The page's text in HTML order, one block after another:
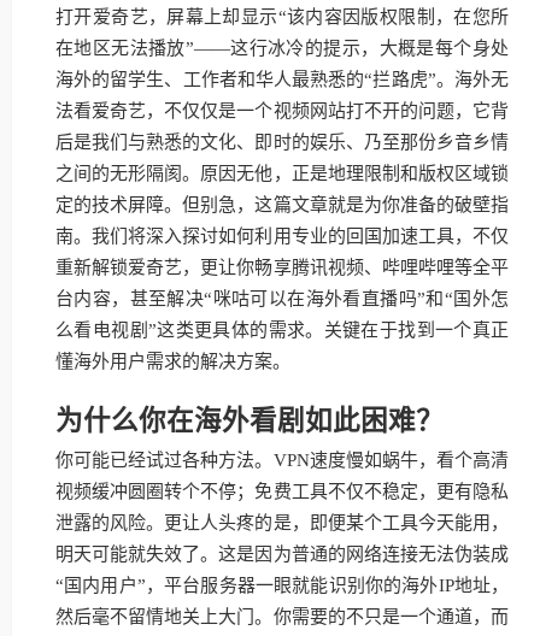
打开爱奇艺，屏幕上却显示“该内容因版权限制，在您所
在地区无法播放”——这行冰冷的提示，大概是每个身处
海外的留学生、工作者和华人最熟悉的“拦路虎”。海外无
法看爱奇艺，不仅仅是一个视频网站打不开的问题，它背
后是我们与熟悉的文化、即时的娱乐、乃至那份乡音乡情
之间的无形隔阂。原因无他，正是地理限制和版权区域锁
定的技术屏障。但别急，这篇文章就是为你准备的破壁指
南。我们将深入探讨如何利用专业的回国加速工具，不仅
重新解锁爱奇艺，更让你畅享腾讯视频、哔哩哔哩等全平
台内容，甚至解决“咪咕可以在海外看直播吗”和“国外怎
么看电视剧”这类更具体的需求。关键在于找到一个真正
懂海外用户需求的解决方案。
为什么你在海外看剧如此困难？
你可能已经试过各种方法。VPN速度慢如蜗牛，看个高清
视频缓冲圆圈转个不停；免费工具不仅不稳定，更有隐私
泄露的风险。更让人头疼的是，即便某个工具今天能用，
明天可能就失效了。这是因为普通的网络连接无法伪装成
“国内用户”，平台服务器一眼就能识别你的海外IP地址，
然后毫不留情地关上大门。你需要的不只是一个通道，而